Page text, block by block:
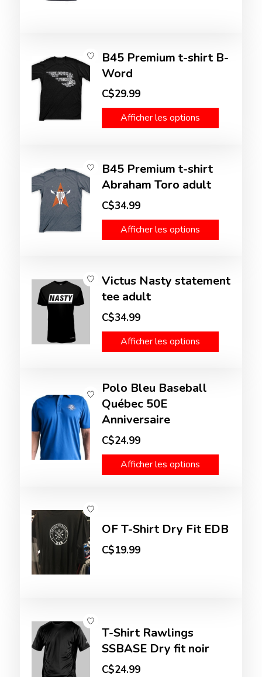
B45 Premium t-shirt B-
Word
C$29.99
Afficher les options
B45 Premium t-shirt
Abraham Toro adult
C$34.99
Afficher les options
Victus Nasty statement
tee adult
C$34.99
Afficher les options
Polo Bleu Baseball
Québec 50E
Anniversaire
C$24.99
Afficher les options
OF T-Shirt Dry Fit EDB
C$19.99
T-Shirt Rawlings
SSBASE Dry fit noir
C$24.99